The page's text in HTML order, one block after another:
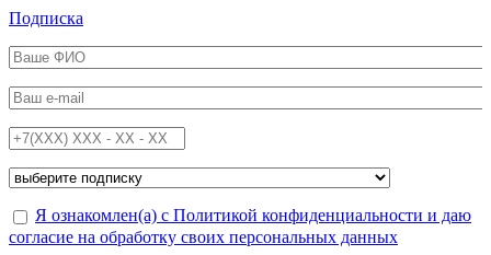
Перейти к основному содержанию
Подписка
ФИО*
Email*
Телефон*
Подписка на*
Обработка персональных данных*
Я ознакомлен(а) с Политикой конфиденциальности и даю
согласие на обработку своих персональных данных